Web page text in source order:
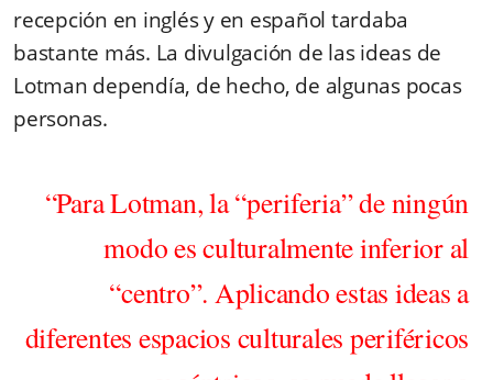
recepción en inglés y en español tardaba
bastante más. La divulgación de las ideas de
Lotman dependía, de hecho, de algunas pocas
personas.
“Para Lotman, la “periferia” de ningún
modo es culturalmente inferior al
“centro”. Aplicando estas ideas a
diferentes espacios culturales periféricos